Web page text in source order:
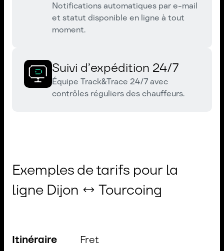
Notifications automatiques par e-mail
et statut disponible en ligne à tout
moment.
Suivi d’expédition 24/7
Équipe Track&Trace 24/7 avec
contrôles réguliers des chauffeurs.
Exemples de tarifs pour la
ligne Dijon ↔ Tourcoing
Itinéraire Fret